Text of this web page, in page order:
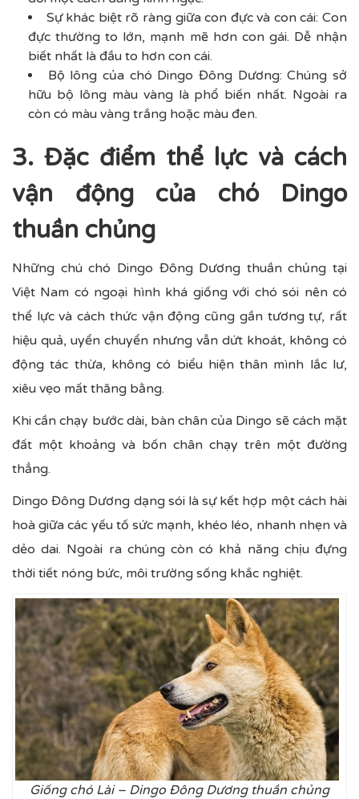
Sự khác biệt rõ ràng giữa con đực và con cái: Con
đực thường to lớn, mạnh mẽ hơn con gái. Dễ nhận
biết nhất là đầu to hơn con cái.
Bộ lông của chó Dingo Đông Dương: Chúng sở
hữu bộ lông màu vàng là phổ biến nhất. Ngoài ra
còn có màu vàng trắng hoặc màu đen.
3. Đặc điểm thể lực và cách
vận động của chó Dingo
thuần chủng
Những chú chó Dingo Đông Dương thuần chủng tại
Việt Nam có ngoại hình khá giống với chó sói nên có
thể lực và cách thức vận động cũng gần tương tự, rất
hiệu quả, uyển chuyển nhưng vẫn dứt khoát, không có
động tác thừa, không có biểu hiện thân mình lắc lư,
xiêu vẹo mất thăng bằng.
Khi cần chạy bước dài, bàn chân của Dingo sẽ cách mặt
đất một khoảng và bốn chân chạy trên một đường
thẳng.
Dingo Đông Dương dạng sói là sự kết hợp một cách hài
hoà giữa các yếu tố sức mạnh, khéo léo, nhanh nhẹn và
dẻo dai. Ngoài ra chúng còn có khả năng chịu đựng
thời tiết nóng bức, môi trường sống khắc nghiệt.
Giống chó Lài – Dingo Đông Dương thuần chủng